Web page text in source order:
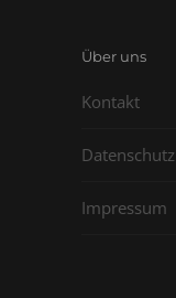
Über uns
Kontakt
Datenschutz
Impressum